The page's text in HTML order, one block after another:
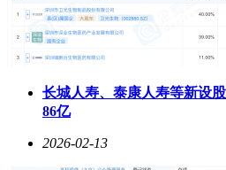
长城人寿、泰康人寿等新设
86亿
2026-02-13